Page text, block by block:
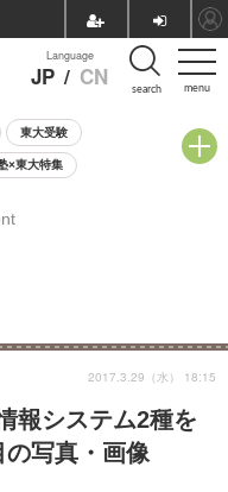
menu
Language
JP / CN search
東大受験
×東大特集
談会
報システム2種を
写真・画像
2017.3.29（水） 18:15